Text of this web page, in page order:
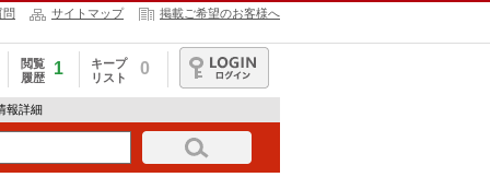
問 サイトマップ 掲載ご希望のお客様へ
閲覧
履歴
1
キープ
リスト
0
ログイン
報詳細